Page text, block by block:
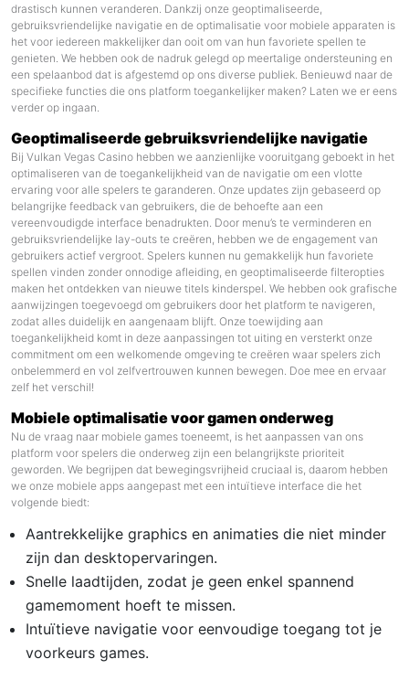
drastisch kunnen veranderen. Dankzij onze geoptimaliseerde,
gebruiksvriendelijke navigatie en de optimalisatie voor mobiele apparaten is
het voor iedereen makkelijker dan ooit om van hun favoriete spellen te
genieten. We hebben ook de nadruk gelegd op meertalige ondersteuning en
een spelaanbod dat is afgestemd op ons diverse publiek. Benieuwd naar de
specifieke functies die ons platform toegankelijker maken? Laten we er eens
verder op ingaan.
Geoptimaliseerde gebruiksvriendelijke navigatie
Bij Vulkan Vegas Casino hebben we aanzienlijke vooruitgang geboekt in het
optimaliseren van de toegankelijkheid van de navigatie om een vlotte
ervaring voor alle spelers te garanderen. Onze updates zijn gebaseerd op
belangrijke feedback van gebruikers, die de behoefte aan een
vereenvoudigde interface benadrukten. Door menu’s te verminderen en
gebruiksvriendelijke lay-outs te creëren, hebben we de engagement van
gebruikers actief vergroot. Spelers kunnen nu gemakkelijk hun favoriete
spellen vinden zonder onnodige afleiding, en geoptimaliseerde filteropties
maken het ontdekken van nieuwe titels kinderspel. We hebben ook grafische
aanwijzingen toegevoegd om gebruikers door het platform te navigeren,
zodat alles duidelijk en aangenaam blijft. Onze toewijding aan
toegankelijkheid komt in deze aanpassingen tot uiting en versterkt onze
commitment om een welkomende omgeving te creëren waar spelers zich
onbelemmerd en vol zelfvertrouwen kunnen bewegen. Doe mee en ervaar
zelf het verschil!
Mobiele optimalisatie voor gamen onderweg
Nu de vraag naar mobiele games toeneemt, is het aanpassen van ons
platform voor spelers die onderweg zijn een belangrijkste prioriteit
geworden. We begrijpen dat bewegingsvrijheid cruciaal is, daarom hebben
we onze mobiele apps aangepast met een intuïtieve interface die het
volgende biedt:
Aantrekkelijke graphics en animaties die niet minder
zijn dan desktopervaringen.
Snelle laadtijden, zodat je geen enkel spannend
gamemoment hoeft te missen.
Intuïtieve navigatie voor eenvoudige toegang tot je
voorkeurs games.